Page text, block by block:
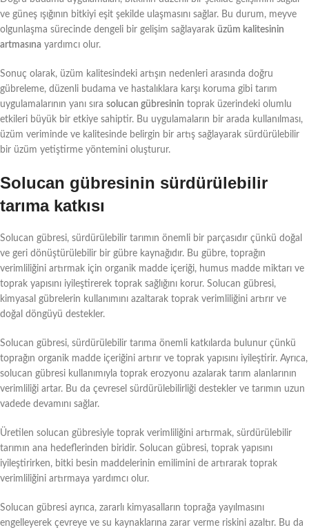
ve güneş ışığının bitkiyi eşit şekilde ulaşmasını sağlar. Bu durum, meyve
olgunlaşma sürecinde dengeli bir gelişim sağlayarak üzüm kalitesinin
artmasına yardımcı olur.
Sonuç olarak, üzüm kalitesindeki artışın nedenleri arasında doğru
gübreleme, düzenli budama ve hastalıklara karşı koruma gibi tarım
uygulamalarının yanı sıra solucan gübresinin toprak üzerindeki olumlu
etkileri büyük bir etkiye sahiptir. Bu uygulamaların bir arada kullanılması,
üzüm veriminde ve kalitesinde belirgin bir artış sağlayarak sürdürülebilir
bir üzüm yetiştirme yöntemini oluşturur.
Solucan gübresinin sürdürülebilir
tarıma katkısı
Solucan gübresi, sürdürülebilir tarımın önemli bir parçasıdır çünkü doğal
ve geri dönüştürülebilir bir gübre kaynağıdır. Bu gübre, toprağın
verimliliğini artırmak için organik madde içeriği, humus madde miktarı ve
toprak yapısını iyileştirerek toprak sağlığını korur. Solucan gübresi,
kimyasal gübrelerin kullanımını azaltarak toprak verimliliğini artırır ve
doğal döngüyü destekler.
Solucan gübresi, sürdürülebilir tarıma önemli katkılarda bulunur çünkü
toprağın organik madde içeriğini artırır ve toprak yapısını iyileştirir. Ayrıca,
solucan gübresi kullanımıyla toprak erozyonu azalarak tarım alanlarının
verimliliği artar. Bu da çevresel sürdürülebilirliği destekler ve tarımın uzun
vadede devamını sağlar.
Üretilen solucan gübresiyle toprak verimliliğini artırmak, sürdürülebilir
tarımın ana hedeflerinden biridir. Solucan gübresi, toprak yapısını
iyileştirirken, bitki besin maddelerinin emilimini de artırarak toprak
verimliliğini artırmaya yardımcı olur.
Solucan gübresi ayrıca, zararlı kimyasalların toprağa yayılmasını
engelleyerek çevreye ve su kaynaklarına zarar verme riskini azaltır. Bu da